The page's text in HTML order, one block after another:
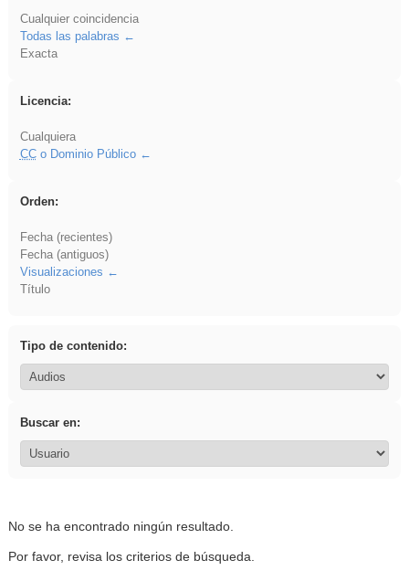
Cualquier coincidencia
Todas las palabras
Exacta
Licencia:
Cualquiera
CCo Dominio Público
Orden:
Fecha (recientes)
Fecha (antiguos)
Visualizaciones
Título
Tipo de contenido:
Buscar en:
No se ha encontrado ningún resultado.
Por favor, revisa los criterios de búsqueda.